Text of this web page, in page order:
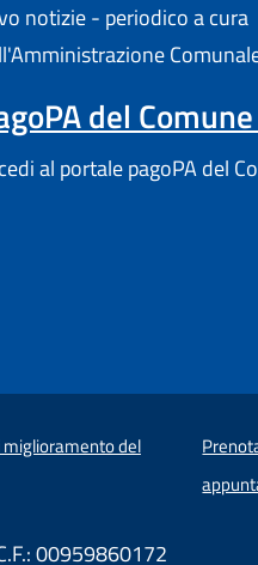
notizie - periodico a cura
del
al portale pagoPA del
miglioramento del
00959860172